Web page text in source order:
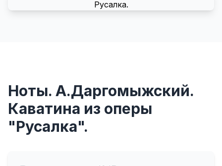
Ноты. А.Даргомыжский.
Каватина из оперы
"Русалка".